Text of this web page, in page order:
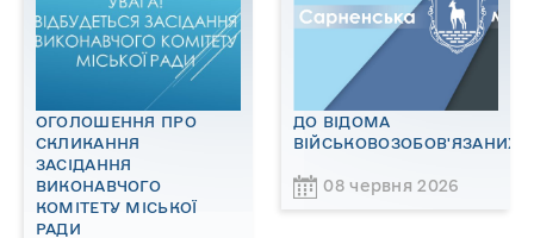
ОГОЛОШЕННЯ ПРО
СКЛИКАННЯ
ЗАСІДАННЯ
ВИКОНАВЧОГО
КОМІТЕТУ МІСЬКОЇ
РАДИ
ДО ВІДОМА
ВІЙСЬКОВОЗОБОВ'ЯЗАНИХ!
08 червня 2026